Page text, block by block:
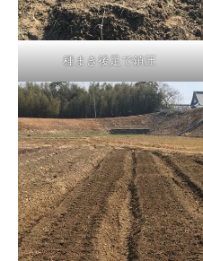
種まき後足で鎮圧